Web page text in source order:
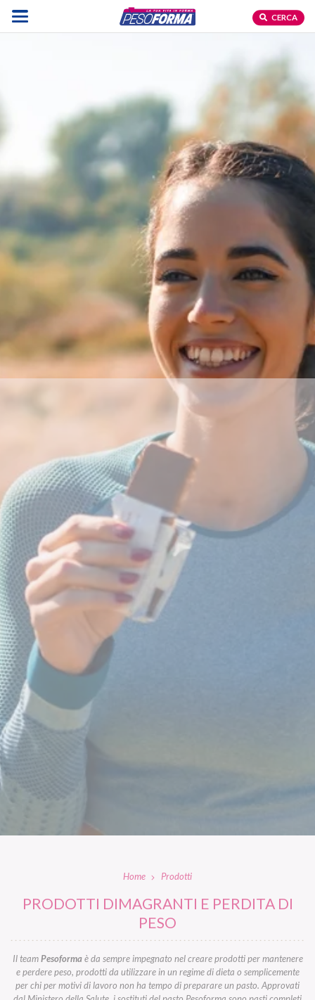
CERCA
Home Prodotti
PRODOTTI DIMAGRANTI E PERDITA DI
PESO
Il teamPesoformaè da sempre impegnato nel creare prodotti per mantenere
e perdere peso, prodotti da utilizzare in un regime di dieta o semplicemente
per chi per motivi di lavoro non ha tempo di preparare un pasto. Approvati